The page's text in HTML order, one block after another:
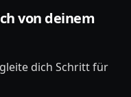
von deinem
dich Schritt für